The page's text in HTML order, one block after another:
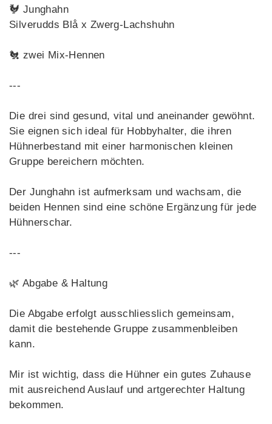
🐓 Junghahn
Silverudds Blå x Zwerg-Lachshuhn
🐔 zwei Mix-Hennen
---
Die drei sind gesund, vital und aneinander gewöhnt.
Sie eignen sich ideal für Hobbyhalter, die ihren
Hühnerbestand mit einer harmonischen kleinen
Gruppe bereichern möchten.
Der Junghahn ist aufmerksam und wachsam, die
beiden Hennen sind eine schöne Ergänzung für jede
Hühnerschar.
---
🌿 Abgabe & Haltung
Die Abgabe erfolgt ausschliesslich gemeinsam,
damit die bestehende Gruppe zusammenbleiben
kann.
Mir ist wichtig, dass die Hühner ein gutes Zuhause
mit ausreichend Auslauf und artgerechter Haltung
bekommen.